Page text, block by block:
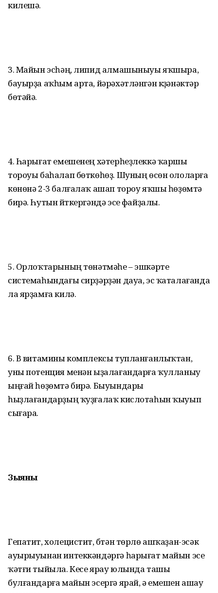
килешә.
3. Майын эсһәң, липид алмашыныуы яҡшыра,
бауырҙа аҡһым арта, йәрәхәтләнгән күҙәнәктәр
бөтәйә.
4. Һарығат емешенең хәтерһеҙлеккә ҡаршы
тороуы баһалап бөткөһөҙ. Шуның өсөн ололарға
көнөнә 2-3 балғалаҡ ашап тороу яҡшы һөҙөмтә
бирә. Һутын йүткергәндә эсеү файҙалы.
5. Орлоҡтарының төнәтмәһе – эшкәртеү
системаһындағы сирҙәрҙән дауа, эс ҡаталағанда
ла ярҙамға килә.
6. В витамины комплексы тупланғанлыҡтан,
уны потенция менән ыҙалағандарға ҡулланыу
ыңғай һөҙөмтә бирә. Быуындары
һыҙлағандарҙың ҡуҙғалаҡ кислотаһын ҡыуып
сығара.
Зыяны
Гепатит, холецистит, бүтән төрлө ашҡаҙан-эсәк
ауырыуынан интеккәндәргә һарығат майын эсеү
ҡәтғи тыйыла. Кесе ярау юлында ташы
булғандарға майын эсергә ярай, ә емешен ашау